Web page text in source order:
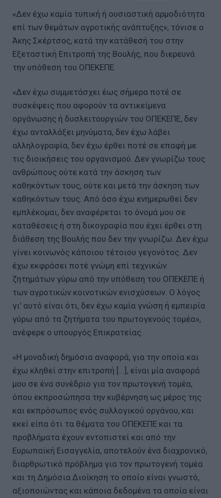
«Δεν έχω καμία τυπική ή ουσιαστική αρμοδιότητα
επί των θεμάτων αγροτικής ανάπτυξης», τόνισε ο
Άκης Σκέρτσος, κατά την κατάθεσή του στην
Εξεταστική Επιτροπή της Βουλής, που διερευνά
την υπόθεση του ΟΠΕΚΕΠΕ.
«Δεν έχω συμμετάσχει έως σήμερα ποτέ σε
συσκέψεις που αφορούν τα αντικείμενα
οργάνωσης ή δυσλειτουργιών του ΟΠΕΚΕΠΕ, δεν
έχω ανταλλάξει μηνύματα, δεν έχω λάβει
αλληλογραφία, δεν έχω έρθει ποτέ σε επαφή με
τις διοικήσεις του οργανισμού. Δεν γνωρίζω τους
ανθρώπους ούτε κατά την άσκηση των
καθηκόντων τους, ούτε και μετά την άσκηση των
καθηκόντων τους. Από όσο έχω ενημερωθεί δεν
εμπλέκομαι, δεν αναφέρεται το όνομά μου σε
καταθέσεις ή στη δικογραφία που έχει έρθει στη
διάθεση της Βουλής που δεν την γνωρίζω. Δεν έχω
γίνει κοινωνός κάποιου τέτοιου γεγονότος. Δεν
έχω εκφράσει ποτέ γνώμη επί τεχνικών
ζητημάτων γύρω από την υπόθεση του ΟΠΕΚΕΠΕ ή
των αγροτικών κοινοτικών ενισχύσεων. Ο λόγος
γι' αυτό είναι ότι, δεν έχω καμία γνώση ή εμπειρία
γύρω από τα ζητήματα του πρωτογενούς τομέα»,
ανέφερε ο υπουργός Επικρατείας.
«Η μοναδική δημόσια αναφορά, για την οποία και
έχω κληθεί στην επιτροπή [...], είναι μία αναφορά
μου σε ένα συνέδριο για τον πρωτογενή τομέα,
όπου εκπροσώπησα την κυβέρνηση ως μέρος της
και εκπρόσωπος ενός συλλογικού οργάνου, και
εκεί είπα ότι τα θέματα του ΟΠΕΚΕΠΕ και τα
προβλήματα έχουν εντοπιστεί και από την
Ευρωπαϊκή Εισαγγελία, αποτελούν ένα διαχρονικό,
διαρθρωτικό πρόβλημα για τον πρωτογενή τομέα
και τη Δημόσια Διοίκηση το οποίο είναι γνωστό,
αξιοποιώντας και κάποια δεδομένα τα οποία είναι